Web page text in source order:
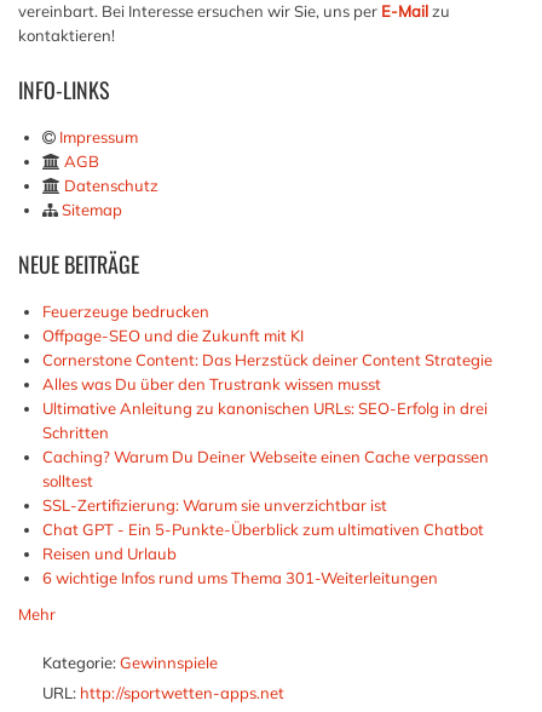
vereinbart. Bei Interesse ersuchen wir Sie, uns per E-Mailzu
kontaktieren!
INFO-LINKS
Impressum
AGB
Datenschutz
Sitemap
NEUEBEITRÄGE
Feuerzeuge bedrucken
Offpage-SEO und die Zukunft mit KI
Cornerstone Content: Das Herzstück deiner Content Strategie
Alles was Du über den Trustrank wissen musst
Ultimative Anleitung zu kanonischen URLs: SEO-Erfolg in drei
Schritten
Caching? Warum Du Deiner Webseite einen Cache verpassen
solltest
SSL-Zertifizierung: Warum sie unverzichtbar ist
Chat GPT - Ein 5-Punkte-Überblick zum ultimativen Chatbot
Reisen und Urlaub
6 wichtige Infos rund ums Thema 301-Weiterleitungen
Mehr
Kategorie: Gewinnspiele
URL: http://sportwetten-apps.net